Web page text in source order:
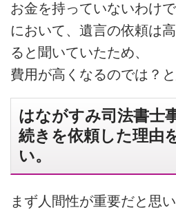
お金を持っていないわけ
において、遺言の依頼は
ると聞いていたため、
費用が高くなるのでは？
はながすみ司法書士
続きを依頼した理由
い。
まず人間性が重要だと思い